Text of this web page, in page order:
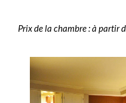
Prix de la chambre : à partir